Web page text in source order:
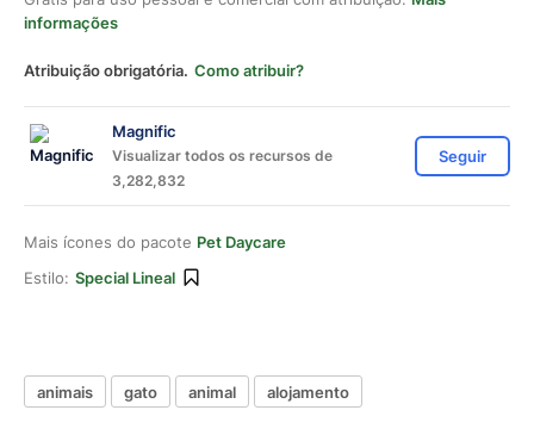
informações
Atribuição obrigatória. Como atribuir?
Magnific
Visualizar todos os recursos de
3,282,832
Seguir
Mais ícones do pacote Pet Daycare
Estilo: Special Lineal
animais gato animal alojamento